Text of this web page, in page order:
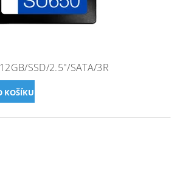
SSD/2.5"/SATA/3R